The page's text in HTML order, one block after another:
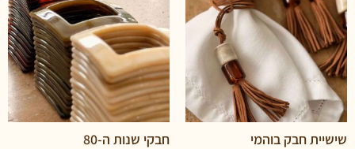
חבק בוהמי
חבקי שנות ה-80